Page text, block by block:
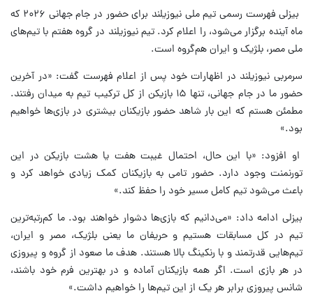
بیزلی فهرست رسمی تیم ملی نیوزیلند برای حضور در جام جهانی ۲۰۲۶ که
ماه آینده برگزار می‌شود، را اعلام کرد. تیم نیوزیلند در گروه هفتم با تیم‌های
ملی مصر، بلژیک و ایران هم‌گروه است.
سرمربی نیوزیلند در اظهارات خود پس از اعلام فهرست گفت: «در آخرین
حضور ما در جام جهانی، تنها ۱۵ بازیکن از کل ترکیب تیم به میدان رفتند.
مطمئن هستم که این بار شاهد حضور بازیکنان بیشتری در بازی‌ها خواهیم
بود.»
او افزود: «با این حال، احتمال غیبت هفت یا هشت بازیکن در این
تورنمنت وجود دارد. حضور تامی به بازیکنان کمک زیادی خواهد کرد و
باعث می‌شود تیم کامل مسیر خود را حفظ کند.»
بیزلی ادامه داد: «می‌دانیم که بازی‌ها دشوار خواهند بود. ما کم‌رتبه‌ترین
تیم در کل مسابقات هستیم و حریفان ما یعنی بلژیک، مصر و ایران،
تیم‌هایی قدرتمند و با رنکینگ بالا هستند. هدف ما صعود از گروه و پیروزی
در هر بازی است. اگر همه بازیکنان آماده و در بهترین فرم خود باشند،
شانس پیروزی برابر هر یک از این تیم‌ها را خواهیم داشت.»